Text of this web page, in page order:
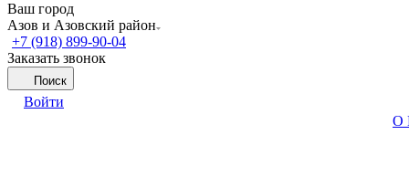
Ваш город
Азов и Азовский район
+7 (918) 899-90-04
Заказать звонок
Поиск
Войти
О